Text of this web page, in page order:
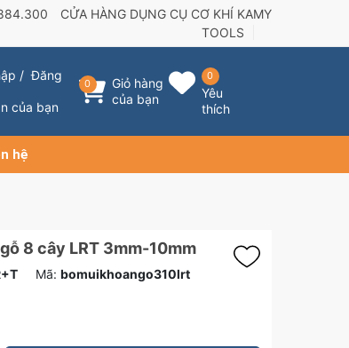
CỬA HÀNG DỤNG CỤ CƠ KHÍ KAMY
TOOLS
/Đăng
của bạn
0
Giỏ hàng
của bạn
0
Yêu
thích
hệ
8 cây LRT 3mm-10mm
Mã: bomuikhoango310lrt